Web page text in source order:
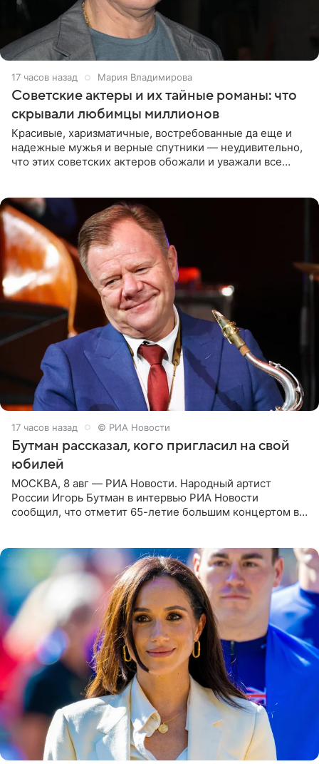
17 часов назад Мария Владимирова
Советские актеры и их тайные романы: что
скрывали любимцы миллионов
Красивые, харизматичные, востребованные да еще и
надежные мужья и верные спутники — неудивительно,
что этих советских актеров обожали и уважали все
17 часов назад © РИА Новости
Бутман рассказал, кого пригласил на свой
юбилей
МОСКВА, 8 авг — РИА Новости. Народный артист
России Игорь Бутман в интервью РИА Новости
сообщил, что отметит 65-летие большим концертом в